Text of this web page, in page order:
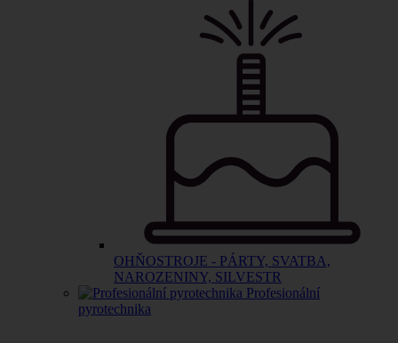
OHŇOSTROJE - PÁRTY, SVATBA,
NAROZENINY, SILVESTR
Profesionální
pyrotechnika